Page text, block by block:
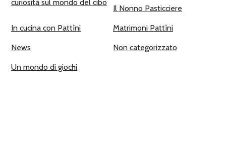
curiosità sul mondo del cibo
Il Nonno Pasticciere
In cucina con Pattìni Matrimoni Pattìni
News Non categorizzato
Un mondo di giochi